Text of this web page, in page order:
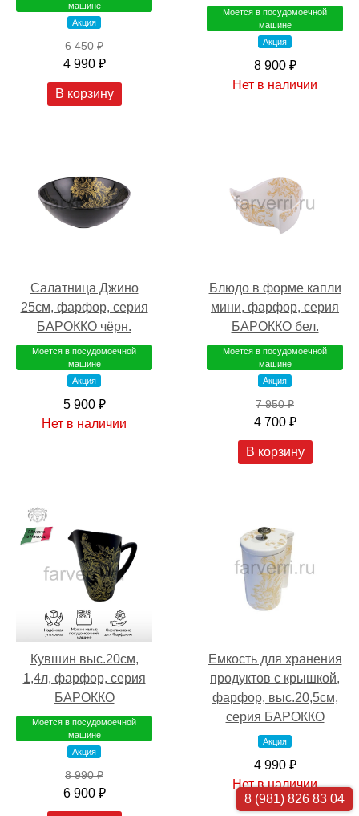
машине
Акция
6 450 ₽
4 990 ₽
В корзину
Моется в посудомоечной
машине
Акция
8 900 ₽
Нет в наличии
Салатница Джино
25см, фарфор, серия
БАРОККО чёрн.
Моется в посудомоечной
машине
Акция
5 900 ₽
Нет в наличии
Блюдо в форме капли
мини, фарфор, серия
БАРОККО бел.
Моется в посудомоечной
машине
Акция
7 950 ₽
4 700 ₽
В корзину
Кувшин выс.20см,
1,4л, фарфор, серия
БАРОККО
Моется в посудомоечной
машине
Акция
8 990 ₽
6 900 ₽
Емкость для хранения
продуктов с крышкой,
фарфор, выс.20,5см,
серия БАРОККО
Акция
4 990 ₽
Нет в наличии
8 (981) 826 83 04